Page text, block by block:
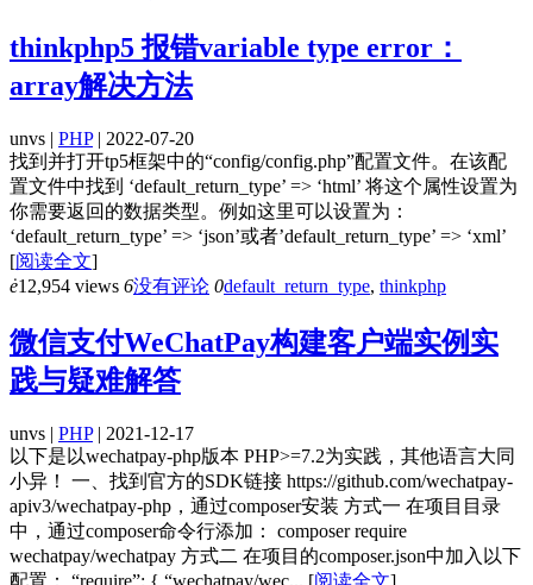
thinkphp5 报错variable type error：
array解决方法
unvs | PHP| 2022-07-20
找到并打开tp5框架中的“config/config.php”配置文件。在该配
置文件中找到 ‘default_return_type’ => ‘html’ 将这个属性设置为
你需要返回的数据类型。例如这里可以设置为：
‘default_return_type’ => ‘json’或者’default_return_type’ => ‘xml’
[阅读全文]
ė12,954 views 6没有评论 0default_return_type, thinkphp
微信支付WeChatPay构建客户端实例实
践与疑难解答
unvs | PHP| 2021-12-17
以下是以wechatpay-php版本 PHP>=7.2为实践，其他语言大同
小异！ 一、找到官方的SDK链接 https://github.com/wechatpay-
apiv3/wechatpay-php，通过composer安装 方式一 在项目目录
中，通过composer命令行添加： composer require
wechatpay/wechatpay 方式二 在项目的composer.json中加入以下
配置： “require”: { “wechatpay/wec... [阅读全文]